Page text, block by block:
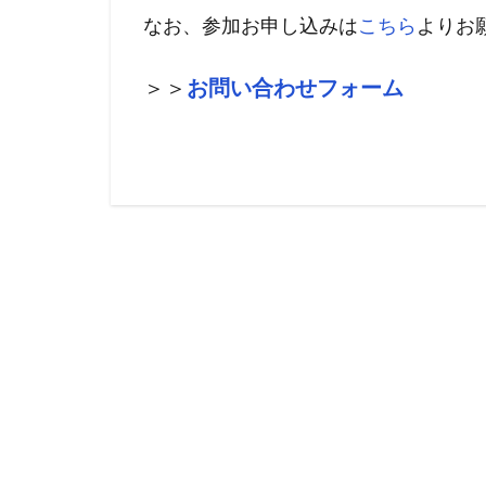
なお、参加お申し込みはこちら よりお
＞＞ お問い合わせフォーム